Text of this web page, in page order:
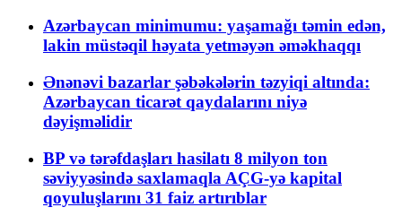
Azərbaycan minimumu: yaşamağı təmin edən,
lakin müstəqil həyata yetməyən əməkhaqqı
Ənənəvi bazarlar şəbəkələrin təzyiqi altında:
Azərbaycan ticarət qaydalarını niyə
dəyişməlidir
BP və tərəfdaşları hasilatı 8 milyon ton
səviyyəsində saxlamaqla AÇG-yə kapital
qoyuluşlarını 31 faiz artırıblar